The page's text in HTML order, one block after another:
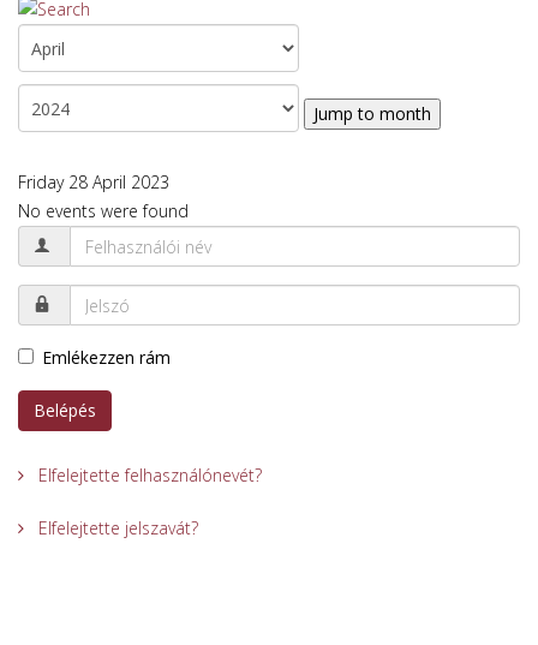
Jump to month
Friday 28 April 2023
No events were found
Emlékezzen rám
Belépés
Elfelejtette felhasználónevét?
Elfelejtette jelszavát?